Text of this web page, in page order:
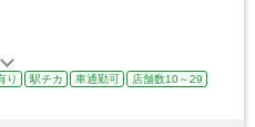
り 駅チカ 車通勤可
店舗数10～29